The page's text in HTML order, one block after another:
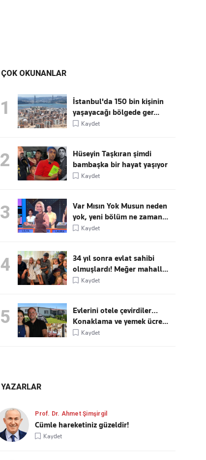
ÇOK OKUNANLAR
1
İstanbul'da 150 bin kişinin
yaşayacağı bölgede ger...
Kaydet
2
Hüseyin Taşkıran şimdi
bambaşka bir hayat yaşıyor
Kaydet
3
Var Mısın Yok Musun neden
yok, yeni bölüm ne zaman...
Kaydet
4
34 yıl sonra evlat sahibi
olmuşlardı! Meğer mahall...
Kaydet
5
Evlerini otele çevirdiler…
Konaklama ve yemek ücre...
Kaydet
YAZARLAR
Prof. Dr. Ahmet Şimşirgil
Cümle hareketiniz güzeldir!
Kaydet